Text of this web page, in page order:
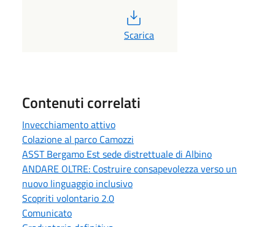
PDF
Scarica
Contenuti correlati
Invecchiamento attivo
Colazione al parco Camozzi
ASST Bergamo Est sede distrettuale di Albino
ANDARE OLTRE: Costruire consapevolezza verso un
nuovo linguaggio inclusivo
Scopriti volontario 2.0
Comunicato